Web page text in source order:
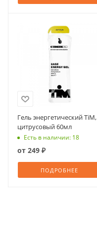
Гель энергетический TiM,
цитрусовый 60мл
Есть в наличии: 18
от 249 ₽
ПОДРОБНЕЕ